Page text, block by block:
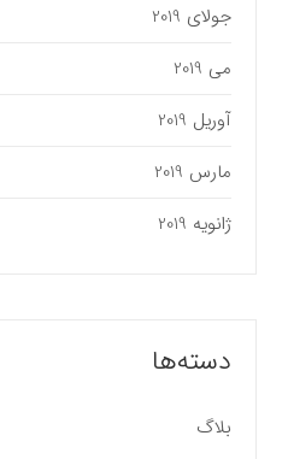
جولای 2019
می 2019
آوریل 2019
مارس 2019
ژانویه 2019
دسته‌ها
بلاگ